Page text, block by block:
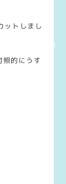
ットしまし
照的にうす